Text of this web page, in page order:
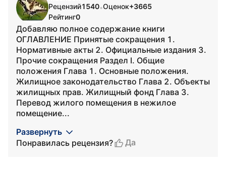
Рецензий1540•Оценок+3665
Рейтинг0
Добавляю полное содержание книги
ОГЛАВЛЕНИЕ Принятые сокращения 1.
Нормативные акты 2. Официальные издания 3.
Прочие сокращения Раздел I. Общие
положения Глава 1. Основные положения.
Жилищное законодательство Глава 2. Объекты
жилищных прав. Жилищный фонд Глава 3.
Перевод жилого помещения в нежилое
помещение...
Развернуть
Понравилась рецензия?
Да